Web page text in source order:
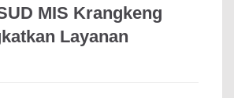
MIS Krangkeng
Layanan